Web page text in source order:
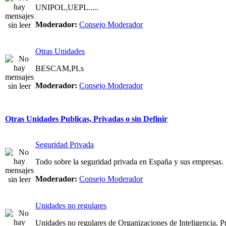
UNIPOL,UEPL.....
Moderador: Consejo Moderador
Otras Unidades
BESCAM,PLs
Moderador: Consejo Moderador
Otras Unidades Publicas, Privadas o sin Definir
Seguridad Privada
Todo sobre la seguridad privada en España y sus empresas.
Moderador: Consejo Moderador
Unidades no regulares
Unidades no regulares de Organizaciones de Inteligencia,